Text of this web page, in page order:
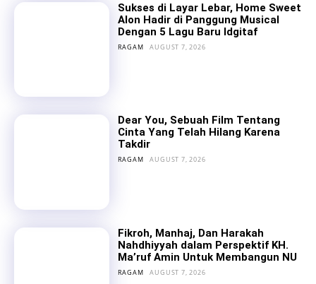
Sukses di Layar Lebar, Home Sweet
Alon Hadir di Panggung Musical
Dengan 5 Lagu Baru Idgitaf
RAGAM AUGUST 7, 2026
Dear You, Sebuah Film Tentang
Cinta Yang Telah Hilang Karena
Takdir
RAGAM AUGUST 7, 2026
Fikroh, Manhaj, Dan Harakah
Nahdhiyyah dalam Perspektif KH.
Ma’ruf Amin Untuk Membangun NU
RAGAM AUGUST 7, 2026